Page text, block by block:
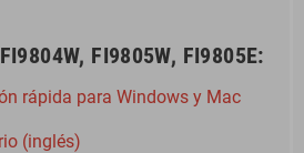
FI9805W, FI9805E:
rápida para Windows y Mac
(inglés)